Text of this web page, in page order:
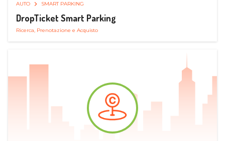
AUTO SMART PARKING
DropTicket Smart Parking
Ricerca, Prenotazione e Acquisto